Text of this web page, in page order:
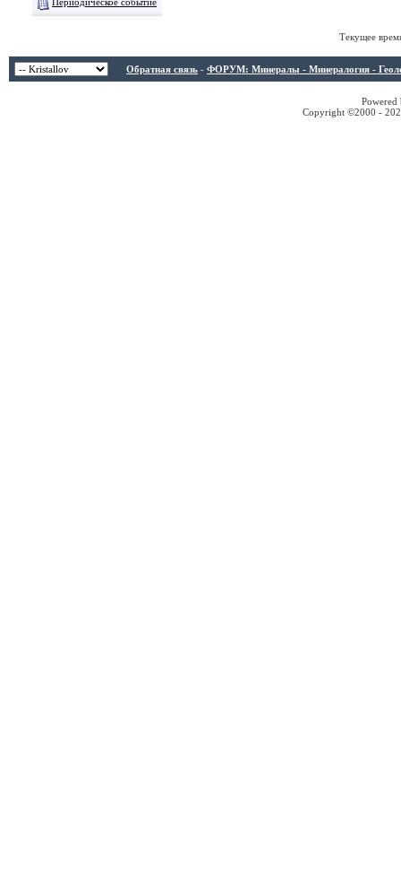
Текущее
Обратная связь - ФОРУМ: Минералы - Минералогия -
Copyright ©2000 -